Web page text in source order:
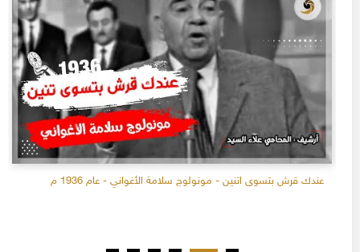
عندك قرش بتسوى اتنين - مونولوج سلامة الأغواني - عام 1936 م